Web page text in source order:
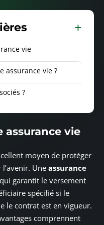
vie
assurance vie ?
?
assurance vie
moyen de protéger
Une assurance
garantit le versement
spécifié si le
le contrat est en vigueur.
comprennent